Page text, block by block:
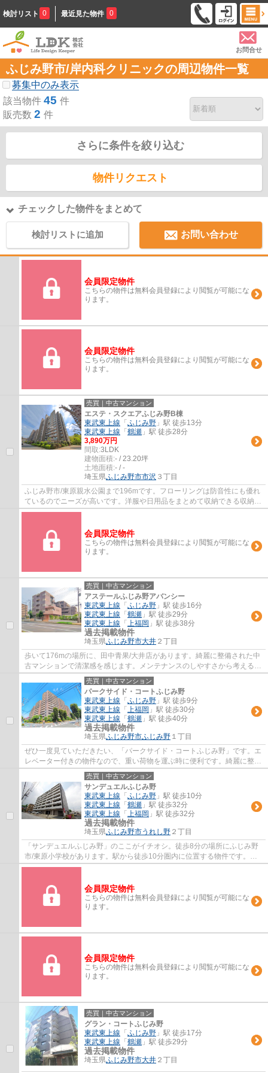
検討リスト 0 最近見た物件 0
お問合せ
ふじみ野市/岸内科クリニックの周辺物件一覧
募集中のみ表示
該当物件 45 件
販売数 2 件
さらに条件を絞り込む
物件リクエスト
チェックした物件をまとめて
検討リストに追加 お問い合わせ
会員限定物件
こちらの物件は無料会員登録により閲覧が可能にな
ります。
会員限定物件
こちらの物件は無料会員登録により閲覧が可能にな
ります。
売買｜中古マンション
エステ・スクエアふじみ野B棟
東武東上線 「 ふじみ野 」駅 徒歩13分
東武東上線 「 鶴瀬 」駅 徒歩28分
3,890万円
間取:3LDK
建物面積:- / 23.20坪
土地面積:- / -
埼玉県ふじみ野市市沢 ３丁目
ふじみ野市/東原親水公園まで196mです。フローリングは防音性にも優れ
ているのでニーズが高いです。洋服や日用品をまとめて収納できる収納棚
がついた物件です。ニーズの高い設備である...
会員限定物件
こちらの物件は無料会員登録により閲覧が可能にな
ります。
売買｜中古マンション
アステールふじみ野アバンシー
東武東上線 「 ふじみ野 」駅 徒歩16分
東武東上線 「 鶴瀬 」駅 徒歩29分
東武東上線 「 上福岡 」駅 徒歩38分
過去掲載物件
埼玉県ふじみ野市大井 ２丁目
歩いて176mの場所に、田中青果/大井店があります。綺麗に整備された中
古マンションで清潔感を感じます。メンテナンスのしやすさから考えると
決して高くない外観タイル張りの物件。ふじ...
売買｜中古マンション
パークサイド・コートふじみ野
東武東上線 「 ふじみ野 」駅 徒歩9分
東武東上線 「 上福岡 」駅 徒歩30分
東武東上線 「 鶴瀬 」駅 徒歩40分
過去掲載物件
埼玉県ふじみ野市ふじみ野 １丁目
ぜひ一度見ていただきたい、「パークサイド・コートふじみ野」です。エ
レベーター付きの物件なので、重い荷物を運ぶ時に便利です。綺麗に整備
された中古マンションで清潔感を感じます...
売買｜中古マンション
サンデュエルふじみ野
東武東上線 「 ふじみ野 」駅 徒歩10分
東武東上線 「 鶴瀬 」駅 徒歩32分
東武東上線 「 上福岡 」駅 徒歩32分
過去掲載物件
埼玉県ふじみ野市うれし野 ２丁目
「サンデュエルふじみ野」のここがイチオシ。徒歩8分の場所にふじみ野
市/東原小学校があります。駅から徒歩10分圏内に位置する物件です。中
古でありながら、綺麗で機能的な設備のある...
会員限定物件
こちらの物件は無料会員登録により閲覧が可能にな
ります。
会員限定物件
こちらの物件は無料会員登録により閲覧が可能にな
ります。
売買｜中古マンション
グラン・コートふじみ野
東武東上線 「 ふじみ野 」駅 徒歩17分
東武東上線 「 鶴瀬 」駅 徒歩29分
過去掲載物件
埼玉県ふじみ野市大井 ２丁目